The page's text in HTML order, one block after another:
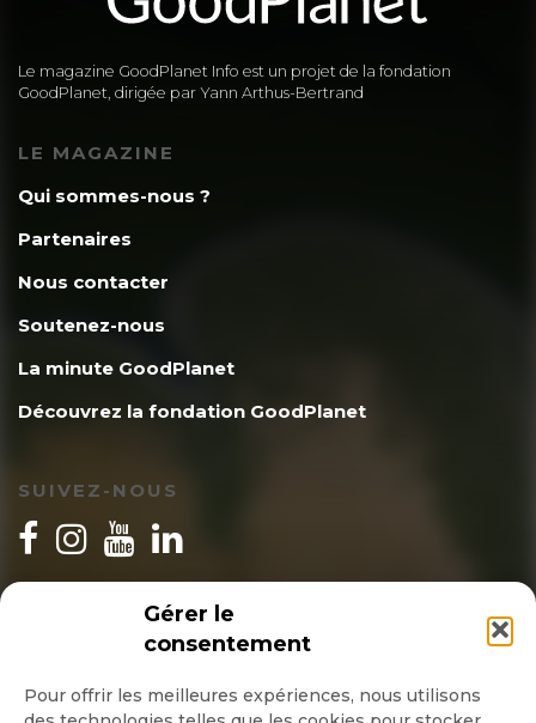
Gérer le
consentement
Pour offrir les meilleures expériences, nous utilisons
Le magazine GoodPlanet Info est un projet de la fondation
GoodPlanet, dirigée par Yann Arthus-Bertrand
LE MAGAZINE
Qui sommes-nous ?
Partenaires
Nous contacter
Soutenez-nous
La minute GoodPlanet
Découvrez la fondation GoodPlanet
SUIVEZ-NOUS
INSCRIPTION NEWSLETTER